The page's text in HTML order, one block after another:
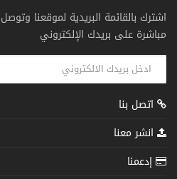
اشترك بالقائمة البريدية لموقعنا
مباشرة على بريدك الإلكتروني
اتصل بنا
انشر معنا
إدعمنا